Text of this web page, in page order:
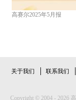
高赛尔2025年5月报
关于我们 联系我们
Copyright © 2004 - 2026